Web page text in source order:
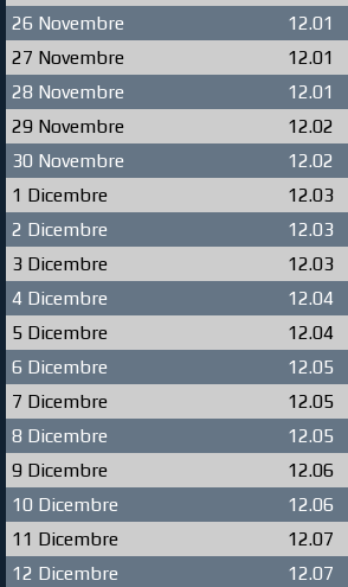
26 Novembre
12.01
27 Novembre
12.01
28 Novembre
12.01
29 Novembre
12.02
30 Novembre
12.02
1 Dicembre
12.03
2 Dicembre
12.03
3 Dicembre
12.03
4 Dicembre
12.04
5 Dicembre
12.04
6 Dicembre
12.05
7 Dicembre
12.05
8 Dicembre
12.05
9 Dicembre
12.06
10 Dicembre
12.06
11 Dicembre
12.07
12 Dicembre
12.07